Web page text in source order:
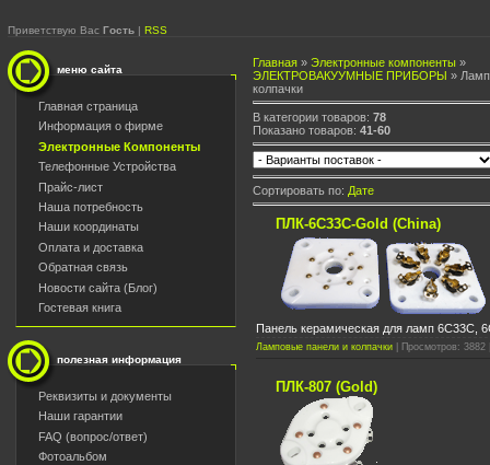
Приветствую Вас Гость | RSS
меню сайта
Главная страница
Информация о фирме
Электронные Компоненты
Телефонные Устройства
Прайс-лист
Наша потребность
Наши координаты
Оплата и доставка
Обратная связь
Новости сайта (Блог)
Гостевая книга
полезная информация
Реквизиты и документы
Наши гарантии
FAQ (вопрос/ответ)
Фотоальбом
Главная » Электронные компоненты »
ЭЛЕКТРОВАКУУМНЫЕ ПРИБОРЫ »
колпачки
В категории товаров: 78
Показано товаров: 41-60
Сортировать по: Дате
ПЛК-6С33С-Gold (China)
Панель керамическая для ламп 6С33С,
Ламповые панели и колпачки | Просмотров:
ПЛК-807 (Gold)